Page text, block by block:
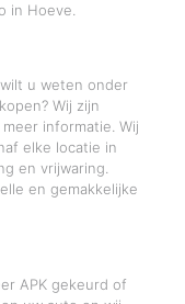
in Hoeve.
u weten onder
Wij zijn
informatie. Wij
elke locatie in
en vrijwaring.
en gemakkelijke
APK gekeurd of